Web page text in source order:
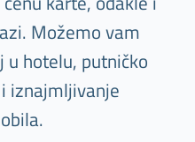
Možemo vam
hotelu, putničko
iznajmljivanje